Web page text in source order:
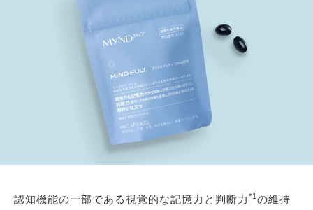
認知機能の一部である視覚的な記憶力と判断力 *1 の維持